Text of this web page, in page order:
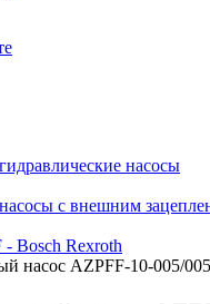
насосы
с внешним
Bosch Rexroth
насос AZPFF-10-005/